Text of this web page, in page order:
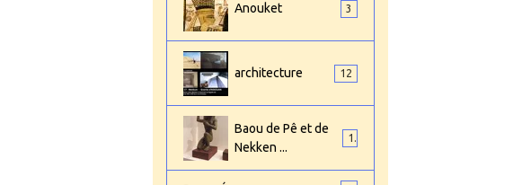
Anouket 3
architecture 12
Baou de Pê et de
Nekken ...
1